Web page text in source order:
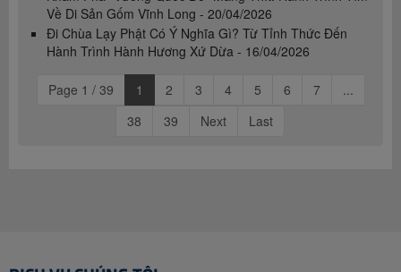
Về Di Sản Gốm Vĩnh Long - 20/04/2026
Đi Chùa Lạy Phật Có Ý Nghĩa Gì? Từ Tỉnh Thức Đến
Hành Trình Hành Hương Xứ Dừa - 16/04/2026
Page 1 / 39 1 2 3 4 5 6 7
...
38
39 Next Last